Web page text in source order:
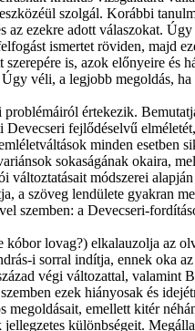
szolgál. Korábbi
ezekre adott válaszokat.
ismertet röviden, majd
is, azok előnyeire és
véli, a legjobb megoldás, ha
értekezik.
fejlődéselvű
minden esetben
sokaságának okaira,
változtatásait módszerei
a szöveg lendülete gyakran
szemben: a Devecseri-
lovag?) elkalauzolja az
i sorral indítja, ennek oka
végi változattal, valamint
ezek hiányosak és
megoldásait, emellett kitér
különbségeit.